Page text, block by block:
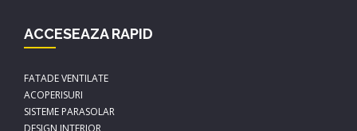
ACCESEAZA RAPID
FATADE VENTILATE
ACOPERISURI
SISTEME PARASOLAR
DESIGN INTERIOR